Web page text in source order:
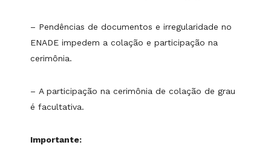
– Pendências de documentos e irregularidade no
ENADE impedem a colação e participação na
cerimônia.
– A participação na cerimônia de colação de grau
é facultativa.
Importante: